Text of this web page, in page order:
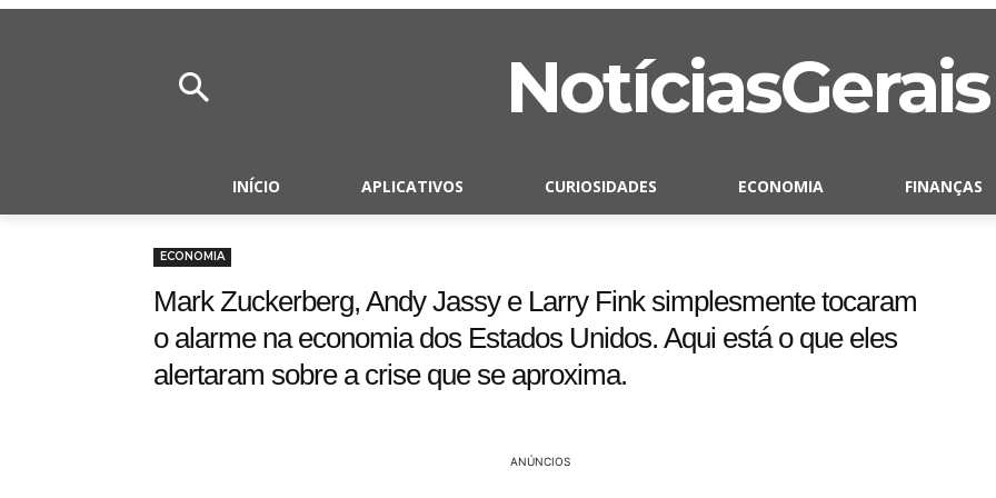
NotíciasGerais
INÍCIO APLICATIVOS CURIOSIDADES ECONOMIA FINANÇAS
ECONOMIA
Mark Zuckerberg, Andy Jassy e Larry Fink simplesmente tocaram
o alarme na economia dos Estados Unidos. Aqui está o que eles
alertaram sobre a crise que se aproxima.
ANÚNCIOS